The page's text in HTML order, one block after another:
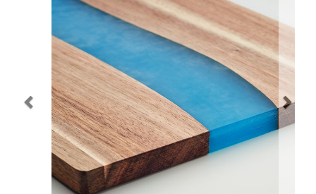
Navidad 🎄 Invierno
Tecnología
Más Regalos